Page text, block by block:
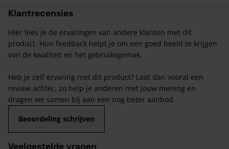
Klantrecensies
Hier lees je de ervaringen van andere klanten met dit
product. Hun feedback helpt je om een goed beeld te krijgen
van de kwaliteit en het gebruiksgemak.
Heb je zelf ervaring met dit product? Laat dan vooral een
review achter, zo help je anderen met jouw mening en
dragen we samen bij aan een nog beter aanbod.
Beoordeling schrijven
Veelgestelde vragen